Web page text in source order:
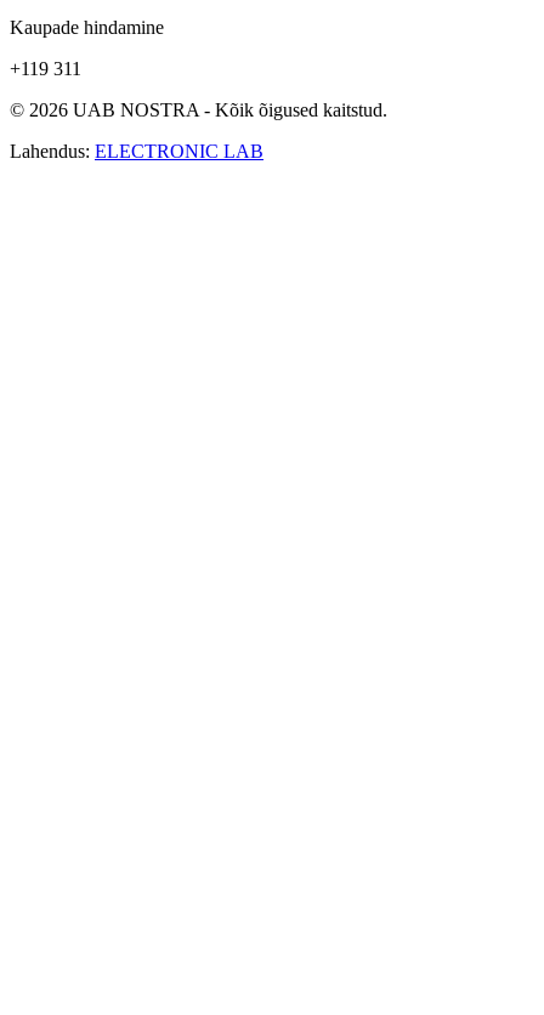
Kaupade hindamine
+119 311
© 2026 UAB NOSTRA - Kõik õigused kaitstud.
Lahendus: ELECTRONIC LAB